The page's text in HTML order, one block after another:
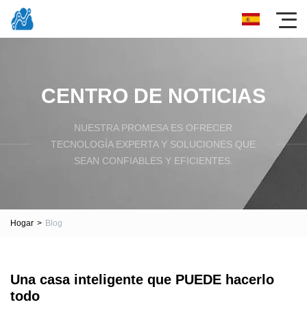
CENTRO DE NOTICIAS
NUESTRA PROMESA ES OFRECER
TECNOLOGÍA EXPERTA Y SOLUCIONES QUE
SEAN CONFIABLES Y EFICIENTES.
Hogar > Blog
Una casa inteligente que PUEDE hacerlo
todo